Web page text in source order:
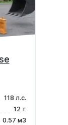
118 л.с.
12 т
0.57 м3